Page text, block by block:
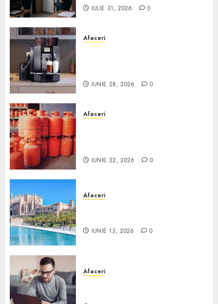
IULIE 31, 2026 0
Afaceri
IUNIE 28, 2026 0
Afaceri
IUNIE 22, 2026 0
Afaceri
IUNIE 13, 2026 0
Afaceri